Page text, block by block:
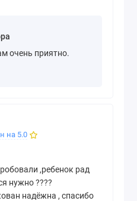
очень приятно.
на 5.0
,ребенок рад
нужно ????
надёжна , спасибо